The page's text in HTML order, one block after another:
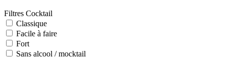
Filtres Cocktail
Classique
Facile à faire
Fort
Sans alcool / mocktail